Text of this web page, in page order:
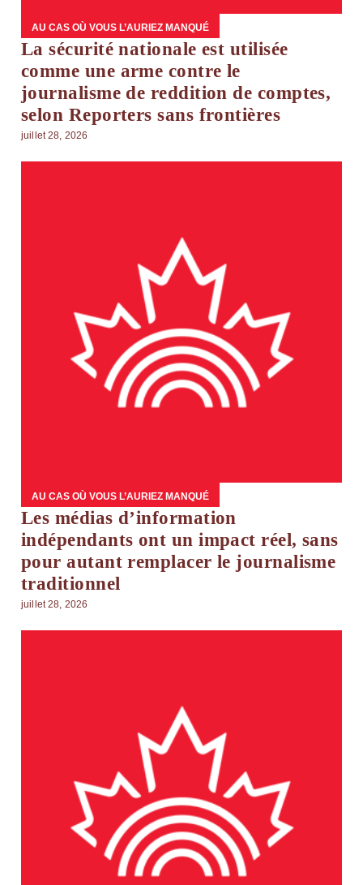
AU CAS OÙ VOUS L’AURIEZ MANQUÉ
La sécurité nationale est utilisée
comme une arme contre le
journalisme de reddition de comptes,
selon Reporters sans frontières
juillet 28, 2026
AU CAS OÙ VOUS L’AURIEZ MANQUÉ
Les médias d’information
indépendants ont un impact réel, sans
pour autant remplacer le journalisme
traditionnel
juillet 28, 2026